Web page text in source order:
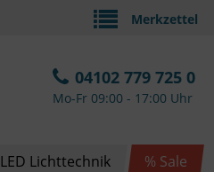
04102 779 725 0
Mo-Fr 09:00 - 17:00 Uhr
LED Lichttechnik % Sale